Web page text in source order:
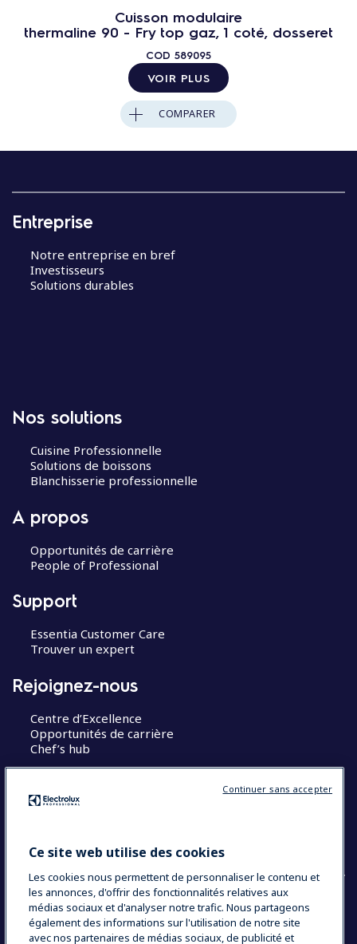
Cuisson modulaire
thermaline 90 - Fry top gaz, 1 coté, dosseret
COD 589095
VOIR PLUS
COMPARER
Entreprise
Notre entreprise en bref
Investisseurs
Solutions durables
Nos solutions
Cuisine Professionnelle
Solutions de boissons
Blanchisserie professionnelle
A propos
Opportunités de carrière
People of Professional
Support
Essentia Customer Care
Trouver un expert
Rejoignez-nous
Centre d’Excellence
Opportunités de carrière
Chef’s hub
COUNTRY AND LANGUAGE
Ce site web utilise des cookies
Les cookies nous permettent de personnaliser le contenu et
les annonces, d'offrir des fonctionnalités relatives aux
médias sociaux et d'analyser notre trafic. Nous partageons
également des informations sur l'utilisation de notre site
avec nos partenaires de médias sociaux, de publicité et
Continuer sans accepter